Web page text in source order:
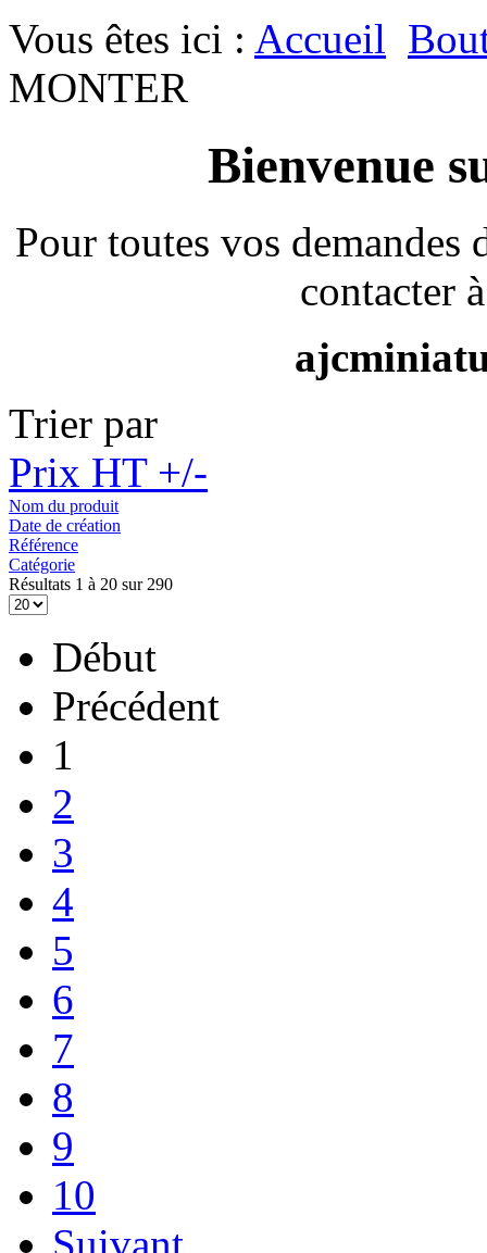
Vous êtes ici : Accueil
MONTER
Bienvenue
Pour toutes vos
contacter
Trier par
Prix HT +/-
Nom du produit
Date de création
Référence
Catégorie
Résultats 1 à 20 sur 290
Début
Précédent
1
2
3
4
5
6
7
8
9
10